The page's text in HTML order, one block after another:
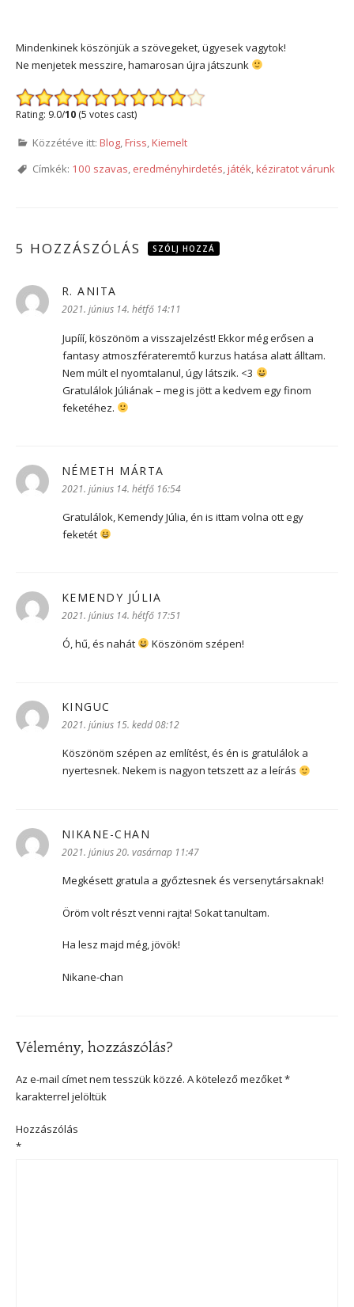
Mindenkinek köszönjük a szövegeket, ügyesek vagytok!
Ne menjetek messzire, hamarosan újra játszunk
Rating: 9.0/10 (5 votes cast)
Közzétéve itt: Blog,Friss,Kiemelt
Címkék: 100 szavas, eredményhirdetés,játék,kéziratot várunk
5 HOZZÁSZÓLÁS SZÓLJ HOZZÁ
R. ANITA
2021. június 14. hétfő 14:11
Jupííí, köszönöm a visszajelzést! Ekkor még erősen a
fantasy atmoszférateremtő kurzus hatása alatt álltam.
Nem múlt el nyomtalanul, úgy látszik. <3
Gratulálok Júliának – meg is jött a kedvem egy finom
feketéhez.
NÉMETH MÁRTA
2021. június 14. hétfő 16:54
Gratulálok, Kemendy Júlia, én is ittam volna ott egy
feketét
KEMENDY JÚLIA
2021. június 14. hétfő 17:51
Ó, hű, és nahát Köszönöm szépen!
KINGUC
2021. június 15. kedd 08:12
Köszönöm szépen az említést, és én is gratulálok a
nyertesnek. Nekem is nagyon tetszett az a leírás
NIKANE-CHAN
2021. június 20. vasárnap 11:47
Megkésett gratula a győztesnek és versenytársaknak!
Öröm volt részt venni rajta! Sokat tanultam.
Ha lesz majd még, jövök!
Nikane-chan
Vélemény, hozzászólás?
Az e-mail címet nem tesszük közzé. A kötelező mezőket*
karakterrel jelöltük
Hozzászólás
*